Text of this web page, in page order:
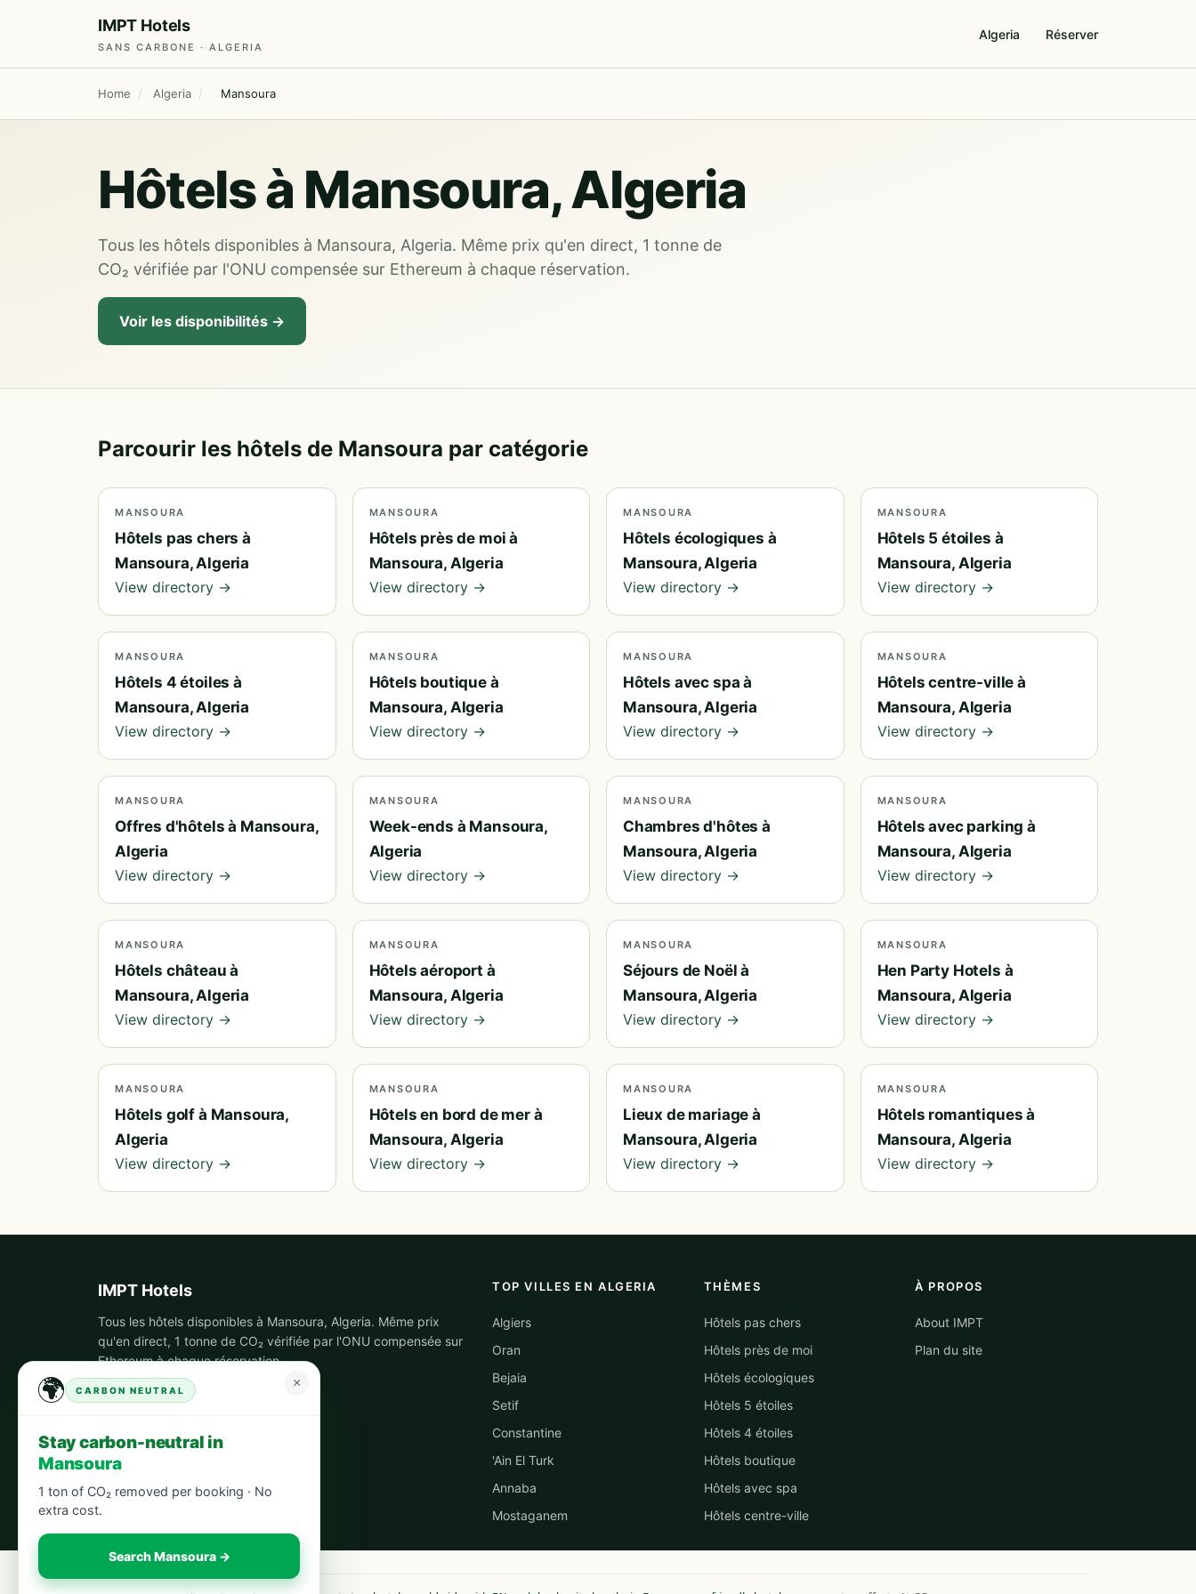
IMPT Hotels
SANS CARBONE · ALGERIA
Algeria Réserver
Home / Algeria / Mansoura
Hôtels à Mansoura, Algeria
Tous les hôtels disponibles à Mansoura, Algeria. Même prix qu'en direct, 1 tonne de
CO₂ vérifiée par l'ONU compensée sur Ethereum à chaque réservation.
Voir les disponibilités →
Parcourir les hôtels de Mansoura par catégorie
MANSOURA
Hôtels pas chers à
Mansoura, Algeria
View directory →
MANSOURA
Hôtels près de moi à
Mansoura, Algeria
View directory →
MANSOURA
Hôtels écologiques à
Mansoura, Algeria
View directory →
MANSOURA
Hôtels 5 étoiles à
Mansoura, Algeria
View directory →
MANSOURA
Hôtels 4 étoiles à
Mansoura, Algeria
View directory →
MANSOURA
Hôtels boutique à
Mansoura, Algeria
View directory →
MANSOURA
Hôtels avec spa à
Mansoura, Algeria
View directory →
MANSOURA
Hôtels centre-ville à
Mansoura, Algeria
View directory →
MANSOURA
Offres d'hôtels à Mansoura,
Algeria
View directory →
MANSOURA
Week-ends à Mansoura,
Algeria
View directory →
MANSOURA
Chambres d'hôtes à
Mansoura, Algeria
View directory →
MANSOURA
Hôtels avec parking à
Mansoura, Algeria
View directory →
MANSOURA
Hôtels château à
Mansoura, Algeria
View directory →
MANSOURA
Hôtels aéroport à
Mansoura, Algeria
View directory →
MANSOURA
Séjours de Noël à
Mansoura, Algeria
View directory →
MANSOURA
Hen Party Hotels à
Mansoura, Algeria
View directory →
MANSOURA
Hôtels golf à Mansoura,
Algeria
View directory →
MANSOURA
Hôtels en bord de mer à
Mansoura, Algeria
View directory →
MANSOURA
Lieux de mariage à
Mansoura, Algeria
View directory →
MANSOURA
Hôtels romantiques à
Mansoura, Algeria
View directory →
IMPT Hotels
Tous les hôtels disponibles à Mansoura, Algeria. Même prix
qu'en direct, 1 tonne de CO₂ vérifiée par l'ONU compensée sur
Ethereum à chaque réservation.
TOP VILLES EN ALGERIA
Algiers
Oran
Bejaia
Setif
Constantine
'Ain El Turk
Annaba
Mostaganem
THÈMES
Hôtels pas chers
Hôtels près de moi
Hôtels écologiques
Hôtels 5 étoiles
Hôtels 4 étoiles
Hôtels boutique
Hôtels avec spa
Hôtels centre-ville
À PROPOS
About IMPT
Plan du site
🌍 CARBON NEUTRAL ×
Stay carbon-neutral in
Mansoura
1 ton of CO₂ removed per booking · No
extra cost.
Search Mansoura →